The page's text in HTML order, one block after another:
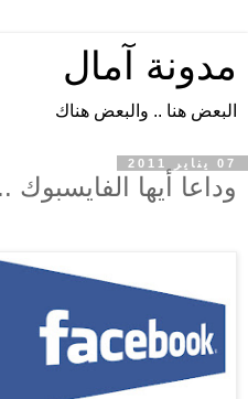
مدونة آمال
البعض هنا .. والبعض هناك
07 يناير 2011
وداعا أيها الفايسبوك ..